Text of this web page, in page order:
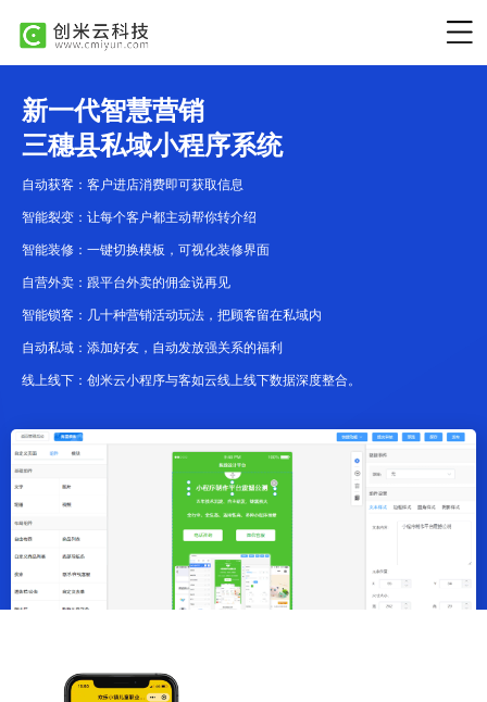
新一代智慧营销
三穗县私域小程序系统
自动获客：客户进店消费即可获取信息
智能裂变：让每个客户都主动帮你转介绍
智能装修：一键切换模板，可视化装修界面
自营外卖：跟平台外卖的佣金说再见
智能锁客：几十种营销活动玩法，把顾客留在私域内
自动私域：添加好友，自动发放强关系的福利
线上线下：创米云小程序与客如云线上线下数据深度整合。